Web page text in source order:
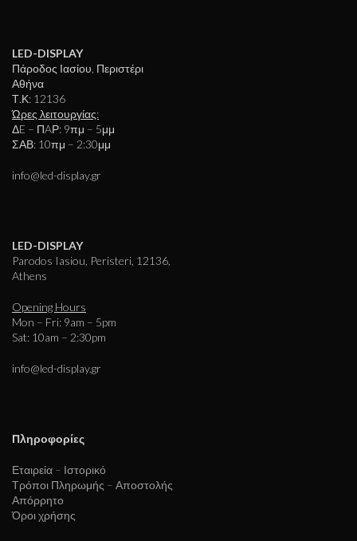
LED-DISPLAY
Πάροδος Ιασίου, Περιστέρι
Αθήνα
Τ.Κ: 12136
Ώρες λειτουργίας:
ΔE – ΠAΡ: 9πμ – 5μμ
ΣΑΒ: 10πμ – 2:30μμ
info@led-display.gr
LED-DISPLAY
Parodos Iasiou, Peristeri, 12136,
Athens
Opening Hours
Mon – Fri: 9am – 5pm
Sat: 10am – 2:30pm
info@led-display.gr
Πληροφορίες
Εταιρεία – Ιστορικό
Τρόποι Πληρωμής – Αποστολής
Απόρρητο
Όροι χρήσης